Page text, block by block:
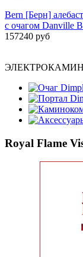
Bern [Берн]
с очагом Danville
157240 руб
Очаг
Портал
Royal Flame